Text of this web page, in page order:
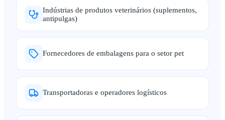
Indústrias de produtos veterinários (suplementos,
antipulgas)
Fornecedores de embalagens para o setor pet
Transportadoras e operadores logísticos